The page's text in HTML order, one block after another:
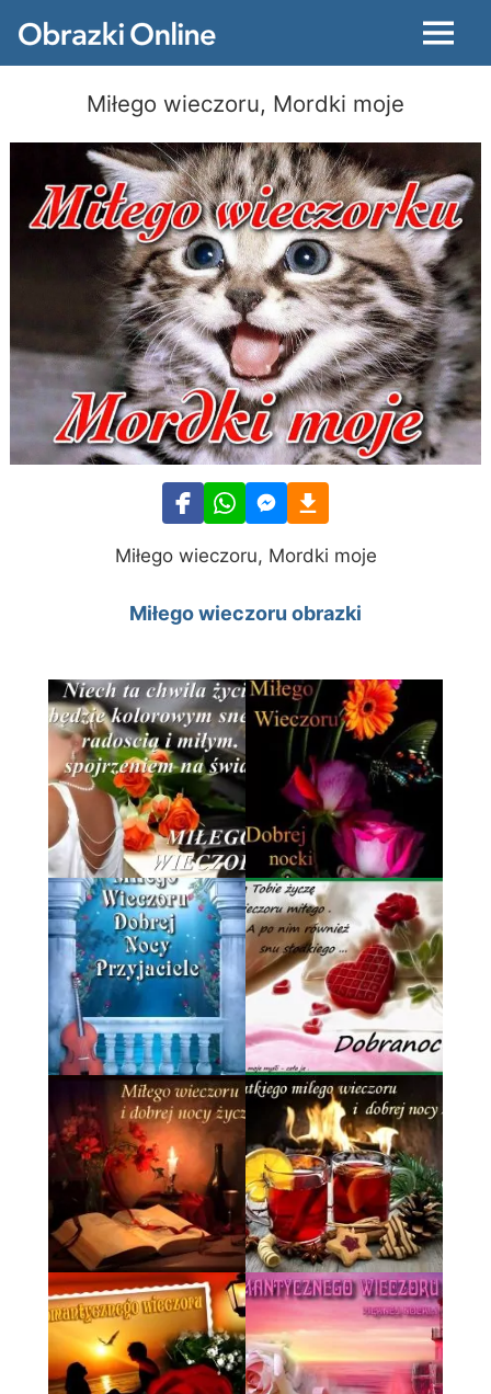
Menu
Miłego wieczoru, Mordki moje
Miłego wieczoru, Mordki moje
Miłego wieczoru obrazki